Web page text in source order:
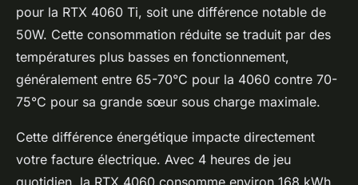
pour la RTX 4060 Ti, soit une différence notable de
50W. Cette consommation réduite se traduit par des
températures plus basses en fonctionnement,
généralement entre 65-70°C pour la 4060 contre 70-
75°C pour sa grande sœur sous charge maximale.
Cette différence énergétique impacte directement
votre facture électrique. Avec 4 heures de jeu